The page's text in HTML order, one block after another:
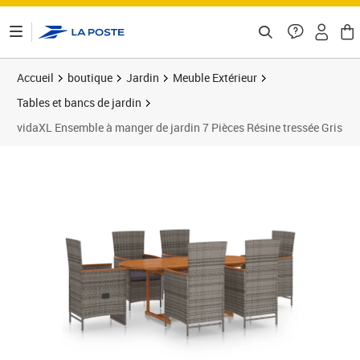
Accueil boutique Jardin
Meuble Extérieur
Tables et bancs de jardin
vidaXL Ensemble à manger de jardin 7 Pièces Résine tressée Gris